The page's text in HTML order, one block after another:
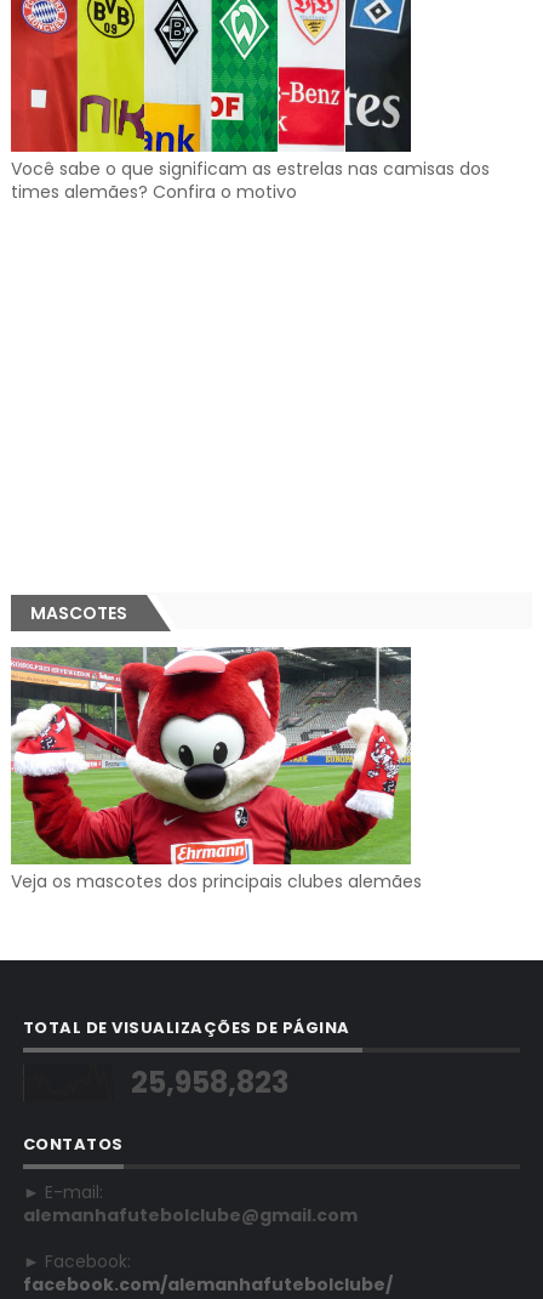
Você sabe o que significam as estrelas nas camisas dos
times alemães? Confira o motivo
MASCOTES
Veja os mascotes dos principais clubes alemães
TOTAL DE VISUALIZAÇÕES DE PÁGINA
25,958,823
CONTATOS
► E-mail:
alemanhafutebolclube@gmail.com
► Facebook:
facebook.com/alemanhafutebolclube/